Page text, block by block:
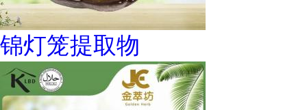
锦灯笼提取物